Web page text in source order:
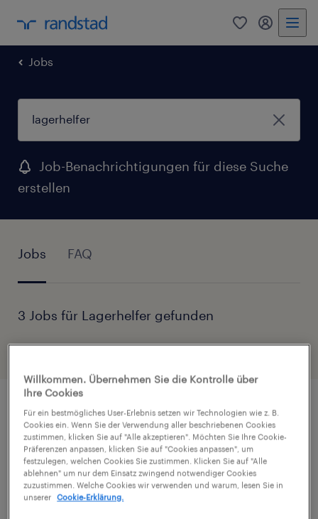
0 Mein
Jobs
Job-Benachrichtigungen für diese Suche
erstellen
Jobs FAQ
3 Jobs für Lagerhelfer gefunden
Lagerhelfer (m/w/d)
Villach, Karnten
Festanstellung
€2,608 pro monat, Überzahlung möglich
Willkommen. Übernehmen Sie die Kontrolle über
Ihre Cookies
Für ein bestmögliches User-Erlebnis setzen wir Technologien wie z. B.
Cookies ein. Wenn Sie der Verwendung aller beschriebenen Cookies
zustimmen, klicken Sie auf "Alle akzeptieren". Möchten Sie Ihre Cookie-
Präferenzen anpassen, klicken Sie auf "Cookies anpassen", um
festzulegen, welchen Cookies Sie zustimmen. Klicken Sie auf "Alle
ablehnen" um nur dem Einsatz zwingend notwendiger Cookies
zuzustimmen. Welche Cookies wir verwenden und warum, lesen Sie in
unserer
Cookie-Erklärung.